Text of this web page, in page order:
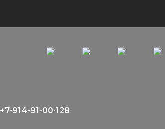
+7-914-91-00-128